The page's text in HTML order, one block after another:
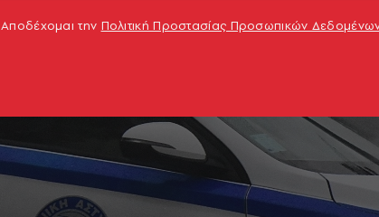
Αποδέχομαι την Πολιτική Προστασίας Προσωπικών